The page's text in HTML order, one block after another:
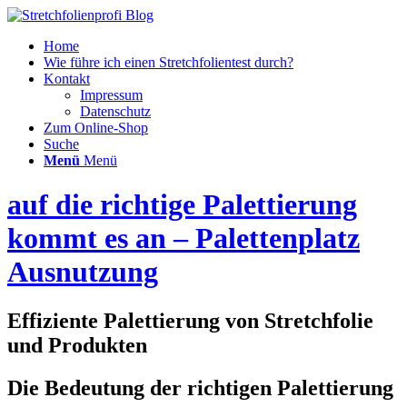
Home
Wie führe ich einen Stretchfolientest durch?
Kontakt
Impressum
Datenschutz
Zum Online-Shop
Suche
Menü Menü
auf die richtige Palettierung
kommt es an – Palettenplatz
Ausnutzung
Effiziente Palettierung von Stretchfolie
und Produkten
Die Bedeutung der richtigen Palettierung